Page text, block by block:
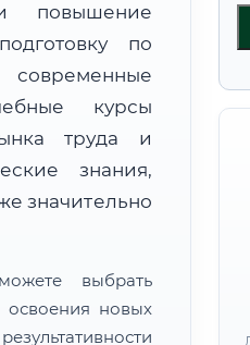
повышение
по
курсы
труда и
знания,
значительно
выбрать
освоения новых